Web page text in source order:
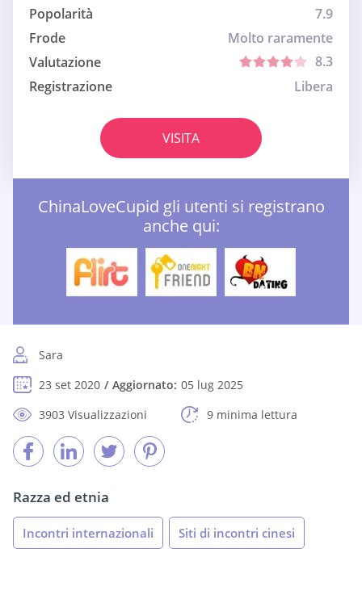
Popolarità
7.9
Frode
Molto raramente
Valutazione
8.3
Registrazione
Libera
VISITA
ChinaLoveCupid gli utenti si registrano
anche qui:
Sara
23 set 2020
Aggiornato: 05 lug 2025
3903 Visualizzazioni
9 minima lettura
Razza ed etnia
Incontri internazionali Siti di incontri cinesi